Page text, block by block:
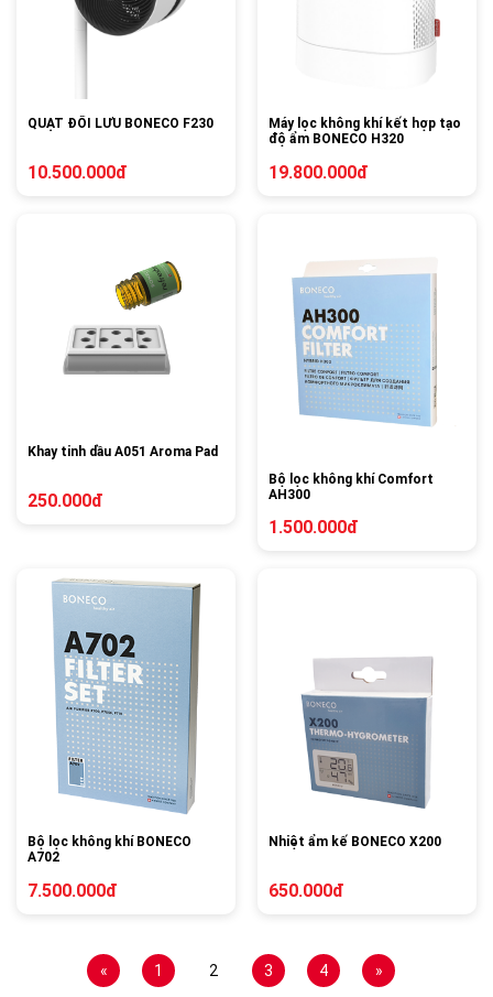
QUẠT ĐỐI LƯU BONECO F230
10.500.000đ
Máy lọc không khí kết hợp tạo
độ ẩm BONECO H320
19.800.000đ
Khay tinh dầu A051 Aroma Pad
250.000đ
Bộ lọc không khí Comfort
AH300
1.500.000đ
Bộ lọc không khí BONECO
A702
7.500.000đ
Nhiệt ẩm kế BONECO X200
650.000đ
« 1 2 3 4 »